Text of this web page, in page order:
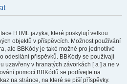
HTML jazyka, které poskytují velkou
objektů v příspěvcích. Možnost používání
ale BBKódy je také možné pro jednotlivé
odesílání příspěvků. BBKódy se používají
uzavřeny v hranatých závorkách [ a ] a ne v
pomocí BBKódů se podívejte na
na stránce, na které se píší příspěvky.